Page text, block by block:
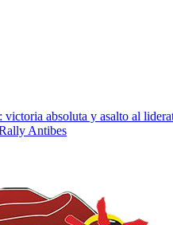
absoluta y asalto al
Antibes